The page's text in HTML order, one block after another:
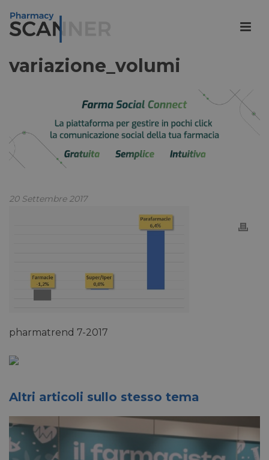
variazione_volumi
20 Settembre 2017
pharmatrend 7-2017
Altri articoli sullo stesso tema